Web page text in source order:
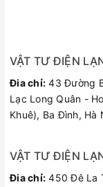
VẬT TƯ ĐIỆN
Đia chỉ: 43 Đường
Lạc Long Quân -
Khuê), Ba Đình, Hà
VẬT TƯ ĐIỆN
Đia chỉ: 450 Đê La